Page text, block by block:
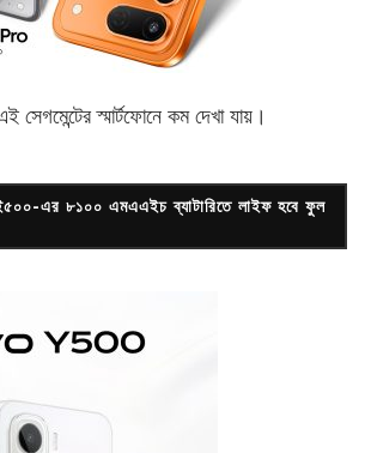
সেগমেন্টের স্মার্টফোনে কম দেখা যায়।
এর ৮১০০ এমএএইচ ব্যাটারিতে লাইফ হবে ফুল